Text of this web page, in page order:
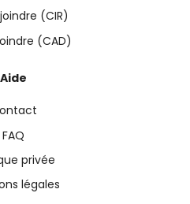
(CIR)
(CAD)
Aide
FAQ
privée
légales